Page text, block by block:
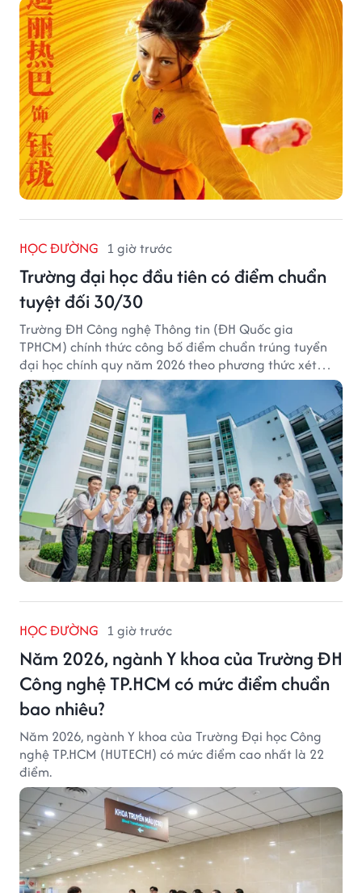
HỌC ĐƯỜNG 1 giờ trước
Trường đại học đầu tiên có điểm chuẩn
tuyệt đối 30/30
Trường ĐH Công nghệ Thông tin (ĐH Quốc gia
TPHCM) chính thức công bố điểm chuẩn trúng tuyển
đại học chính quy năm 2026 theo phương thức xét
tuyển tổng hợp.
HỌC ĐƯỜNG 1 giờ trước
Năm 2026, ngành Y khoa của Trường ĐH
Công nghệ TP.HCM có mức điểm chuẩn
bao nhiêu?
Năm 2026, ngành Y khoa của Trường Đại học Công
nghệ TP.HCM (HUTECH) có mức điểm cao nhất là 22
điểm.